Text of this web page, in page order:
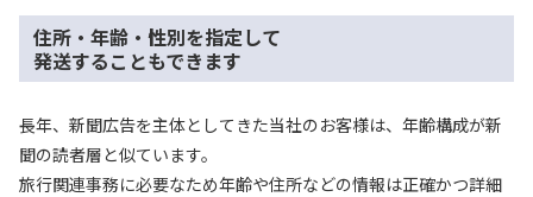
住所・年齢・性別を指定して
発送することもできます
長年、新聞広告を主体としてきた当社のお客様は、年齢構成が新
聞の読者層と似ています。
旅行関連事務に必要なため年齢や住所などの情報は正確かつ詳細